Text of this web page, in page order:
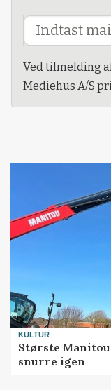
Ved tilmelding
Mediehus A/S
KULTUR
Største
snurre igen